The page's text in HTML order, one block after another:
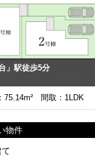
」駅徒歩5分
75.14m² 間取：1LDK
物件